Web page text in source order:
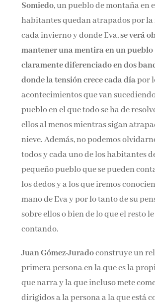
Somiedo, un pueblo de montaña en
habitantes quedan atrapados por la
cada invierno y donde Eva,se verá
mantener una mentira en un pueblo
claramente diferenciado en dos
donde la tensión crece cada díapor
acontecimientos que van
pueblo en el que todo se ha de
ellos al menos mientras sigan
nieve. Además, no podemos
todos y cada uno de los habitantes
pequeño pueblo que se pueden
los dedos y a los que iremos
mano de Eva y por lo tanto de su
sobre ellos o bien de lo que el resto
contando.
Juan Gómez-Juradoconstruye un
primera persona en la que es la
que narra y la que incluso mete
dirigidos a la persona a la que está